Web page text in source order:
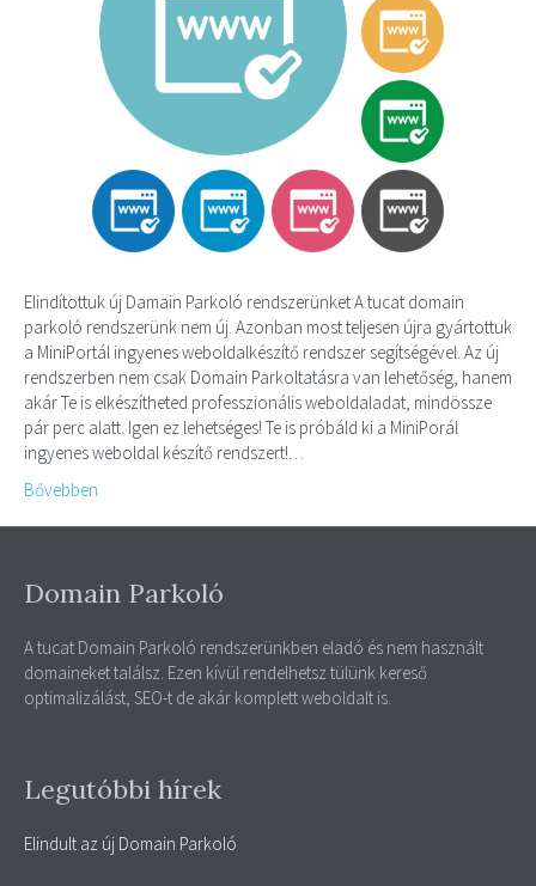
Elindítottuk új Damain Parkoló rendszerünket A tucat domain
parkoló rendszerünk nem új. Azonban most teljesen újra gyártottuk
a MiniPortál ingyenes weboldalkészítő rendszer segítségével. Az új
rendszerben nem csak Domain Parkoltatásra van lehetőség, hanem
akár Te is elkészítheted professzionális weboldaladat, mindössze
pár perc alatt. Igen ez lehetséges! Te is próbáld ki a MiniPorál
ingyenes weboldal készítő rendszert!…
Bővebben
Domain Parkoló
A tucat Domain Parkoló rendszerünkben eladó és nem használt
domaineket találsz. Ezen kívül rendelhetsz tülünk kereső
optimalizálást, SEO-t de akár komplett weboldalt is.
Legutóbbi hírek
Elindult az új Domain Parkoló